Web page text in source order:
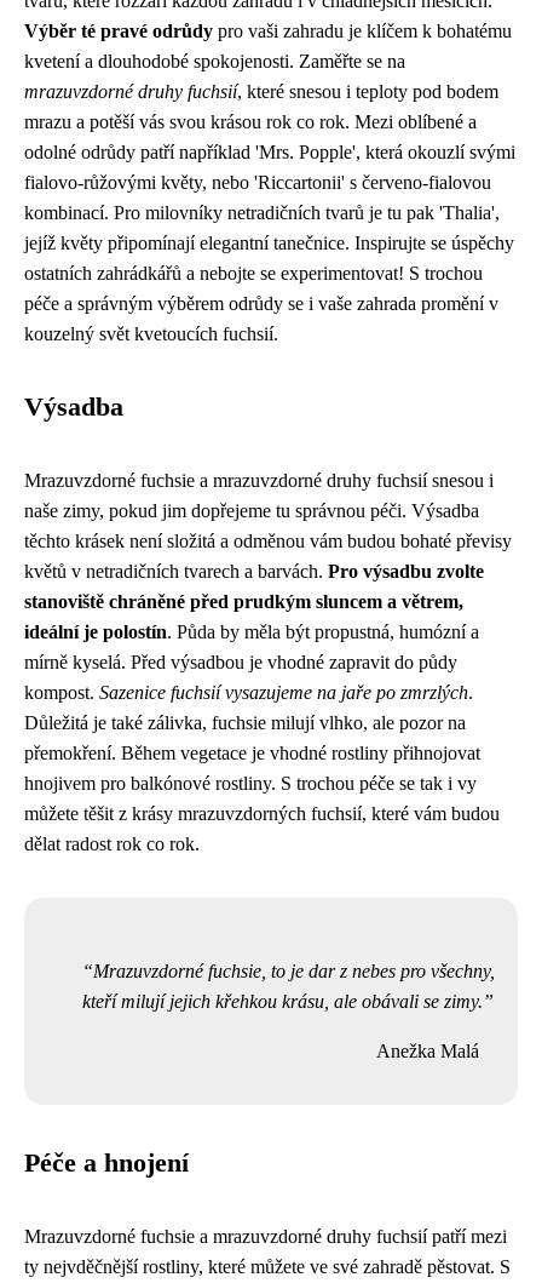
Výběr té pravé odrůdy pro vaši zahradu je klíčem k bohatému
kvetení a dlouhodobé spokojenosti. Zaměřte se na
mrazuvzdorné druhy fuchsií, které snesou i teploty pod bodem
mrazu a potěší vás svou krásou rok co rok. Mezi oblíbené a
odolné odrůdy patří například 'Mrs. Popple', která okouzlí svými
fialovo-růžovými květy, nebo 'Riccartonii' s červeno-fialovou
kombinací. Pro milovníky netradičních tvarů je tu pak 'Thalia',
jejíž květy připomínají elegantní tanečnice. Inspirujte se úspěchy
ostatních zahrádkářů a nebojte se experimentovat! S trochou
péče a správným výběrem odrůdy se i vaše zahrada promění v
kouzelný svět kvetoucích fuchsií.
Výsadba
Mrazuvzdorné fuchsie a mrazuvzdorné druhy fuchsií snesou i
naše zimy, pokud jim dopřejeme tu správnou péči. Výsadba
těchto krásek není složitá a odměnou vám budou bohaté převisy
květů v netradičních tvarech a barvách. Pro výsadbu zvolte
stanoviště chráněné před prudkým sluncem a větrem,
ideální je polostín. Půda by měla být propustná, humózní a
mírně kyselá. Před výsadbou je vhodné zapravit do půdy
kompost. Sazenice fuchsií vysazujeme na jaře po zmrzlých.
Důležitá je také zálivka, fuchsie milují vlhko, ale pozor na
přemokření. Během vegetace je vhodné rostliny přihnojovat
hnojivem pro balkónové rostliny. S trochou péče se tak i vy
můžete těšit z krásy mrazuvzdorných fuchsií, které vám budou
dělat radost rok co rok.
Mrazuvzdorné fuchsie, to je dar z nebes pro všechny,
kteří milují jejich křehkou krásu, ale obávali se zimy.
Anežka Malá
Péče a hnojení
Mrazuvzdorné fuchsie a mrazuvzdorné druhy fuchsií patří mezi
ty nejvděčnější rostliny, které můžete ve své zahradě pěstovat. S